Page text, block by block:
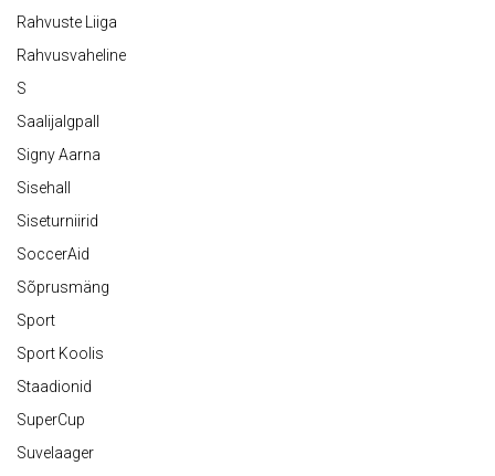
Rahvuste Liiga
Rahvusvaheline
S
Saalijalgpall
Signy Aarna
Sisehall
Siseturniirid
SoccerAid
Sõprusmäng
Sport
Sport Koolis
Staadionid
SuperCup
Suvelaager